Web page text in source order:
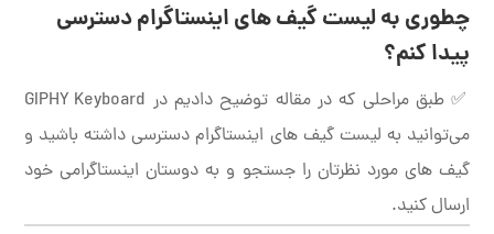
چطوری به لیست گیف های اینستاگرام دسترسی
پیدا کنم؟
✅ طبق مراحلی که در مقاله توضیح دادیم در GIPHY Keyboard
می‌توانید به لیست گیف های اینستاگرام دسترسی داشته باشید و
گیف های مورد نظرتان را جستجو و به دوستان اینستاگرامی خود
ارسال کنید.